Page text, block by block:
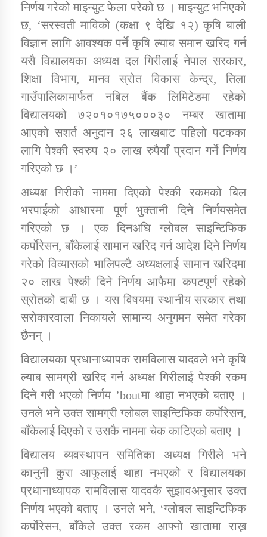
तातोपानी गाउँपालिकाको न्यायिक समिति सम्बन्धी सन्देश
तातोपानी गाउँपालिका जुम्लाको महिला तथा लैङ्गिक हिंसा
सम्बन्धी सूचना सन्देश
तातोपानी गाउँपालिका जुम्लाको महिनावारी सम्बन्धिकाे
सन्देश
तातोपानी गाउँपालिका जुम्लाको बालविवाह सन्देश
तातोपानी गाउँपालिका जुम्लाको सूचना
तातोपानी गाउँपालिका जुम्लाको सूचना
निर्णय गरेको माइन्युट फेला परेको छ । माइन्युट भनिएको
छ, ‘सरस्वती माविको (कक्षा ९ देखि १२) कृषि बाली
विज्ञान लागि आवश्यक पर्ने कृषि ल्याब समान खरिद गर्न
यसै विद्यालयका अध्यक्ष दल गिरीलाई नेपाल सरकार,
शिक्षा विभाग, मानव स्रोत विकास केन्द्र, तिला
गाउँपालिकामार्फत नबिल बैंक लिमिटेडमा रहेको
विद्यालयको ७२०१०१७५०००३० नम्बर खातामा
आएको सशर्त अनुदान २६ लाखबाट पहिलो पटकका
लागि पेश्की स्वरुप २० लाख रुपैयाँ प्रदान गर्ने निर्णय
गरिएको छ ।’
अध्यक्ष गिरीको नाममा दिएको पेश्की रकमको बिल
भरपाईको आधारमा पूर्ण भुक्तानी दिने निर्णयसमेत
गरिएको छ । एक दिनअघि ग्लोबल साइन्टिफिक
कर्पाेरेसन, बाँकेलाई सामान खरिद गर्न आदेश दिने निर्णय
गरेको विव्यासको भालिपल्टै अध्यक्षलाई सामान खरिदमा
२० लाख पेश्की दिने निर्णय आफैमा कपटपूर्ण रहेको
स्रोतको दाबी छ । यस विषयमा स्थानीय सरकार तथा
सरोकारवाला निकायले सामान्य अनुगमन समेत गरेका
छैनन् ।
विद्यालयका प्रधानाध्यापक रामविलास यादवले भने कृषि
ल्याब सामग्री खरिद गर्न अध्यक्ष गिरीलाई पेश्की रकम
दिने गरी भएको निर्णय ’boutमा थाहा नभएको बताए ।
उनले भने उक्त सामग्री ग्लोबल साइन्टिफिक कर्पाेरेसन,
बाँकेलाई दिएको र उसकै नाममा चेक काटिएको बताए ।
विद्यालय व्यवस्थापन समितिका अध्यक्ष गिरीले भने
कानुनी कुरा आफूलाई थाहा नभएको र विद्यालयका
प्रधानाध्यापक रामविलास यादवकै सुझावअनुसार उक्त
निर्णय भएको बताए । उनले भने, ‘ग्लोबल साइन्टिफिक
कर्पाेरेसन, बाँकेले उक्त रकम आफ्नो खातामा राख्न